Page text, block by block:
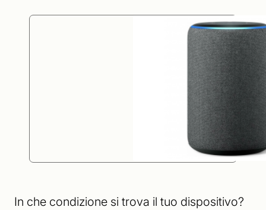
In che condizione si trova il tuo dispositivo?